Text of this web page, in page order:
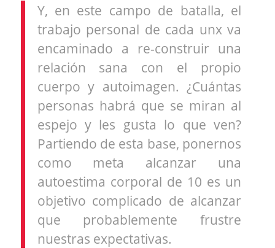
Y, en este campo de batalla, el
trabajo personal de cada unx va
encaminado a re-construir una
relación sana con el propio
cuerpo y autoimagen. ¿Cuántas
personas habrá que se miran al
espejo y les gusta lo que ven?
Partiendo de esta base, ponernos
como meta alcanzar una
autoestima corporal de 10 es un
objetivo complicado de alcanzar
que probablemente frustre
nuestras expectativas.